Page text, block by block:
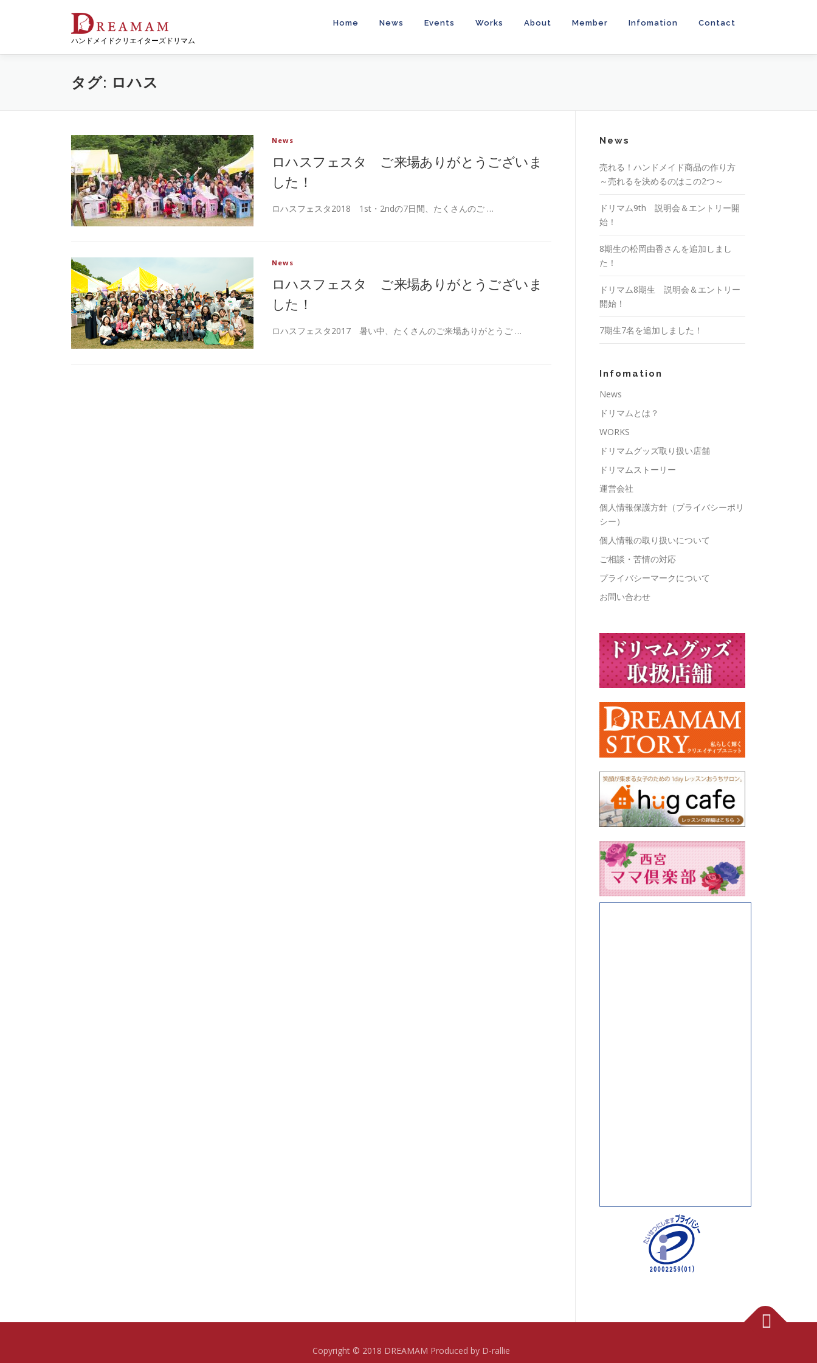
ハンドメイドクリエイターズドリマム
Home News Events Works About Member Infomation Contact
タグ: ロハス
News
ロハスフェスタ ご来場ありがとうございま
した！
ロハスフェスタ2018 1st・2ndの7日間、たくさんのご …
News
ロハスフェスタ ご来場ありがとうございま
した！
ロハスフェスタ2017 暑い中、たくさんのご来場ありがとうご …
News
売れる！ハンドメイド商品の作り方
～売れるを決めるのはこの2つ～
ドリマム9th 説明会＆エントリー開
始！
8期生の松岡由香さんを追加しまし
た！
ドリマム8期生 説明会＆エントリー
開始！
7期生7名を追加しました！
Infomation
News
ドリマムとは？
WORKS
ドリマムグッズ取り扱い店舗
ドリマムストーリー
運営会社
個人情報保護方針（プライバシーポリ
シー）
個人情報の取り扱いについて
ご相談・苦情の対応
プライバシーマークについて
お問い合わせ
Copyright © 2018 DREAMAM Produced by D-rallie